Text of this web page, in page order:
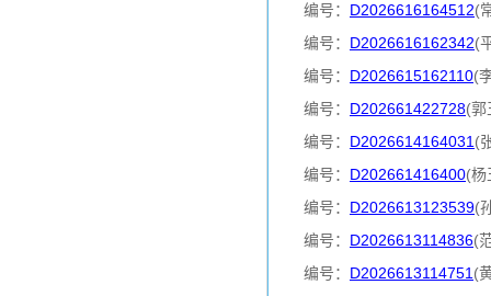
编号： D2026616164512(
编号： D2026616162342(
编号： D2026615162110(
编号： D202661422728(
编号： D2026614164031 (
编号： D202661416400(
编号： D2026613123539(
编号： D2026613114836(
编号： D2026613114751 (